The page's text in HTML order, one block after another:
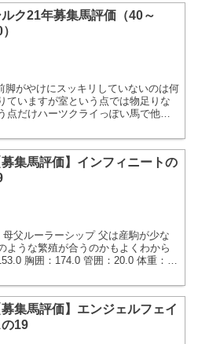
ルク21年募集馬評価（40～
脚がやけにスッキリしていないのは何
ていますが室という点では物足りな
だけハーツクライっぽい馬で他は
募集馬評価】インフィニートの
父ルーラーシップ 父は産駒が少な
ような繁殖が合うのかもよくわから
胸囲：174.0 管囲：20.0 体重：
募集馬評価】エンジェルフェイ
の19